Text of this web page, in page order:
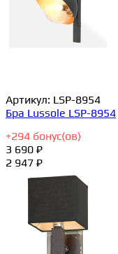
Артикул: LSP-8954
Бра Lussole LSP-8954
+294 бонус(ов)
3 690 ₽
2 947 ₽